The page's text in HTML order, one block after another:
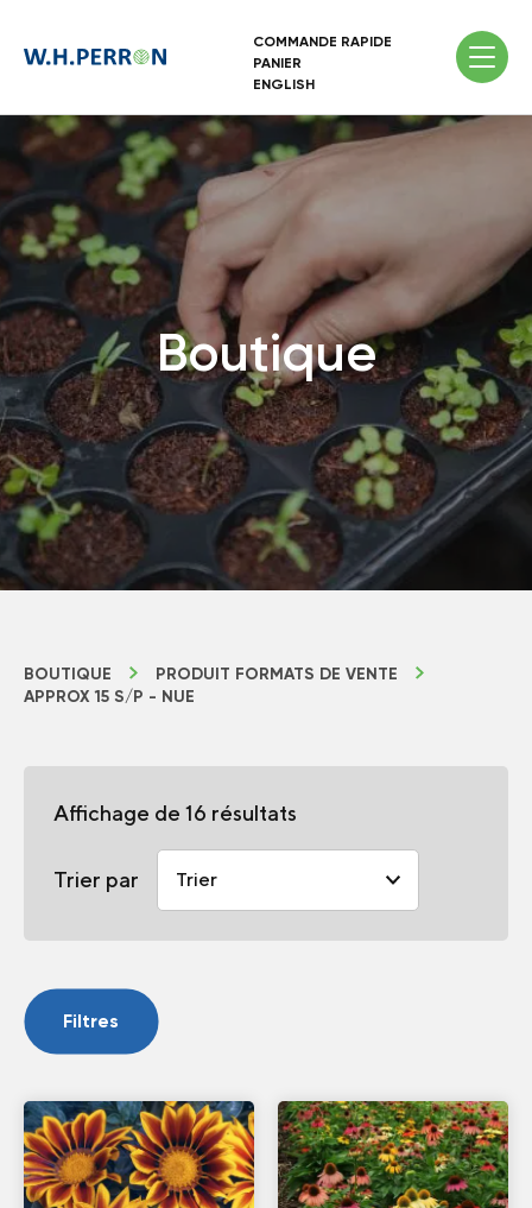
COMMANDE RAPIDE
PANIER
ENGLISH
Boutique
BOUTIQUE
PRODUIT FORMATS DE VENTE
APPROX 15 S/P - NUE
Affichage de 16 résultats
Trier par
Filtres